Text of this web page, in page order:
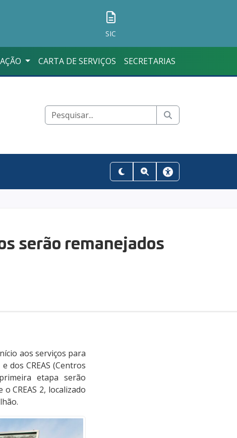
SIC
CARTA DE SERVIÇOS SECRETARIAS
serão remanejados
aos serviços para
dos CREAS (Centros
etapa serão
CREAS 2, localizado